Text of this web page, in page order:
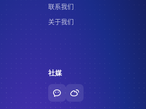
联系我们
关于我们
社媒